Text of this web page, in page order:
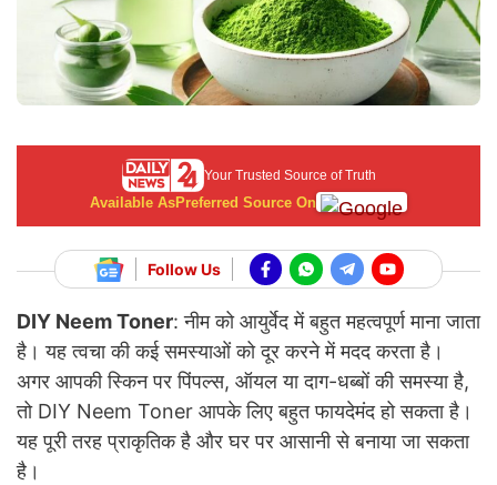
Your Trusted Source of Truth
Available AsPreferred Source On
Follow Us
DIY Neem Toner:नीम को आयुर्वेद में बहुत महत्वपूर्ण माना जाता
है। यह त्वचा की कई समस्याओं को दूर करने में मदद करता है।
अगर आपकी स्किन पर पिंपल्स, ऑयल या दाग-धब्बों की समस्या है,
तो DIY Neem Toner आपके लिए बहुत फायदेमंद हो सकता है।
यह पूरी तरह प्राकृतिक है और घर पर आसानी से बनाया जा सकता
है।